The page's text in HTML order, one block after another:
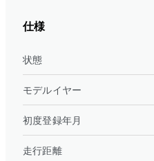
仕様
状態
モデルイヤー
初度登録年月
走行距離